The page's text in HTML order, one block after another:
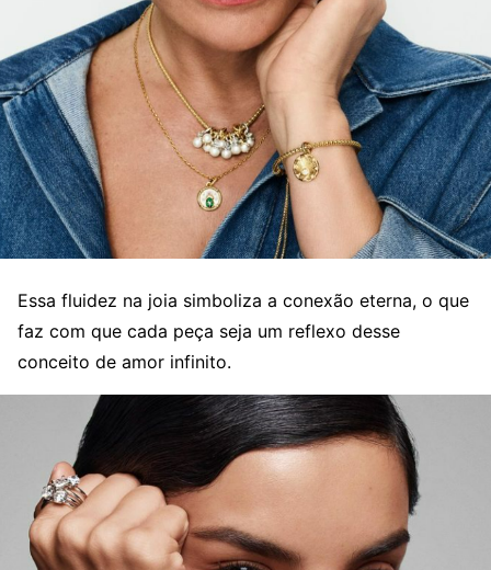
Essa fluidez na joia simboliza a conexão eterna, o que
faz com que cada peça seja um reflexo desse
conceito de amor infinito.